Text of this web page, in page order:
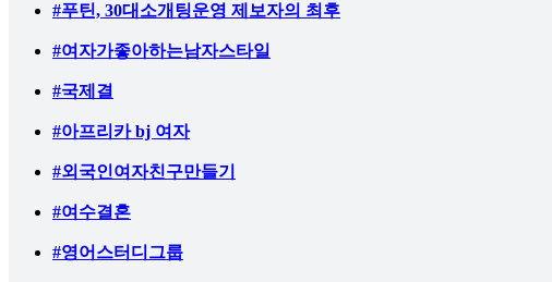
#푸틴, 30대소개팅운영 제보자의 최후
#여자가좋아하는남자스타일
#국제결
#아프리카 bj 여자
#외국인여자친구만들기
#여수결혼
#영어스터디그룹